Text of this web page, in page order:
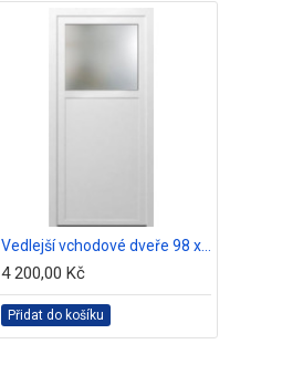
4 200,00 Kč
Přidat do košíku